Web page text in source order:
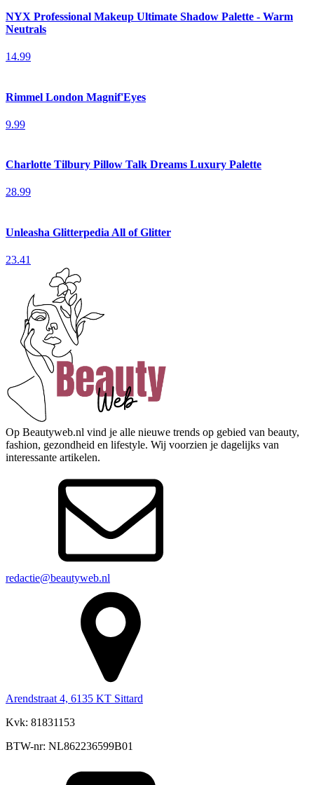
NYX Professional Makeup Ultimate Shadow Palette - Warm
Neutrals
14.99
Rimmel London Magnif'Eyes
9.99
Charlotte Tilbury Pillow Talk Dreams Luxury Palette
28.99
Unleasha Glitterpedia All of Glitter
23.41
Op Beautyweb.nl vind je alle nieuwe trends op gebied van beauty,
fashion, gezondheid en lifestyle. Wij voorzien je dagelijks van
interessante artikelen.
redactie@beautyweb.nl
Arendstraat 4, 6135 KT Sittard
Kvk: 81831153
BTW-nr: NL862236599B01